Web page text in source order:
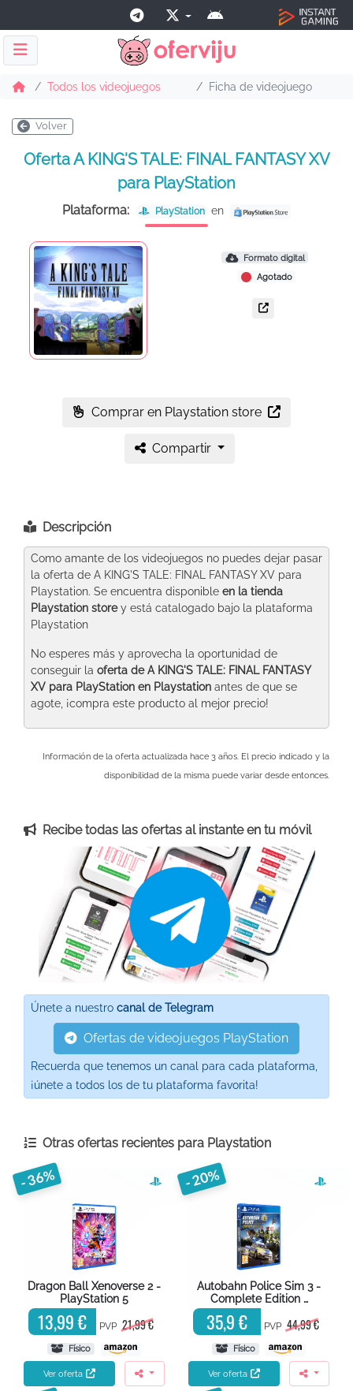
Todos los videojuegos Ficha de videojuego
Volver
Oferta A KING'S TALE: FINAL FANTASY XV
para PlayStation
Plataforma: PlayStation en
Formato digital
Agotado
Comprar en Playstation store
Compartir
Descripción
Como amante de los videojuegos no puedes dejar pasar
la oferta de A KING'S TALE: FINAL FANTASY XV para
Playstation. Se encuentra disponible en la tienda
Playstation storey está catalogado bajo la plataforma
Playstation
No esperes más y aprovecha la oportunidad de
conseguir la oferta de A KING'S TALE: FINAL FANTASY
XV para PlayStation en Playstation antes de que se
agote, ¡compra este producto al mejor precio!
Información de la oferta actualizada hace 3 años. El precio indicado y la
disponibilidad de la misma puede variar desde entonces.
Recibe todas las ofertas al instante en tu móvil
Únete a nuestro canal de Telegram
Ofertas de videojuegos PlayStation
Recuerda que tenemos un canal para cada plataforma,
¡únete a todos los de tu plataforma favorita!
Otras ofertas recientes para Playstation
- 36%
Dragon Ball Xenoverse 2 -
PlayStation 5
13,99 € PVP 21,99 €
Físico
Ver oferta
- 20%
Autobahn Police Sim 3 -
Complete Edition …
35,9 € PVP 44,99 €
Físico
Ver oferta